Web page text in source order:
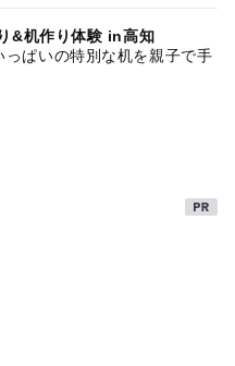
&机作り体験 in高知
っぱいの特別な机を親子で手